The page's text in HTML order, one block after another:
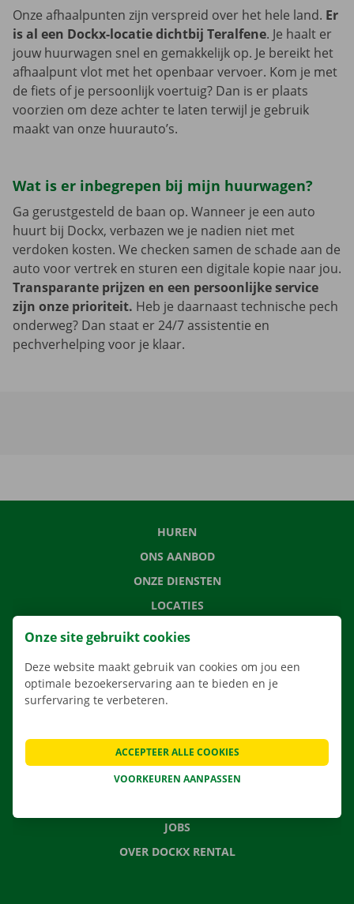
Onze afhaalpunten zijn verspreid over het hele land. Er
is al een Dockx-locatie dichtbij Teralfene. Je haalt er
jouw huurwagen snel en gemakkelijk op. Je bereikt het
afhaalpunt vlot met het openbaar vervoer. Kom je met
de fiets of je persoonlijk voertuig? Dan is er plaats
voorzien om deze achter te laten terwijl je gebruik
maakt van onze huurauto’s.
Wat is er inbegrepen bij mijn huurwagen?
Ga gerustgesteld de baan op. Wanneer je een auto
huurt bij Dockx, verbazen we je nadien niet met
verdoken kosten. We checken samen de schade aan de
auto voor vertrek en sturen een digitale kopie naar jou.
Transparante prijzen en een persoonlijke service
zijn onze prioriteit. Heb je daarnaast technische pech
onderweg? Dan staat er 24/7 assistentie en
pechverhelping voor je klaar.
HUREN
ONS AANBOD
ONZE DIENSTEN
LOCATIES
APP
VEELGESTELDE VRAGEN
NIEUWS
JOBS
OVER DOCKX RENTAL
Onze site gebruikt cookies
Deze website maakt gebruik van cookies om jou een
optimale bezoekerservaring aan te bieden en je
surfervaring te verbeteren.
VOORKEUREN AANPASSEN
ACCEPTEER ALLE COOKIES